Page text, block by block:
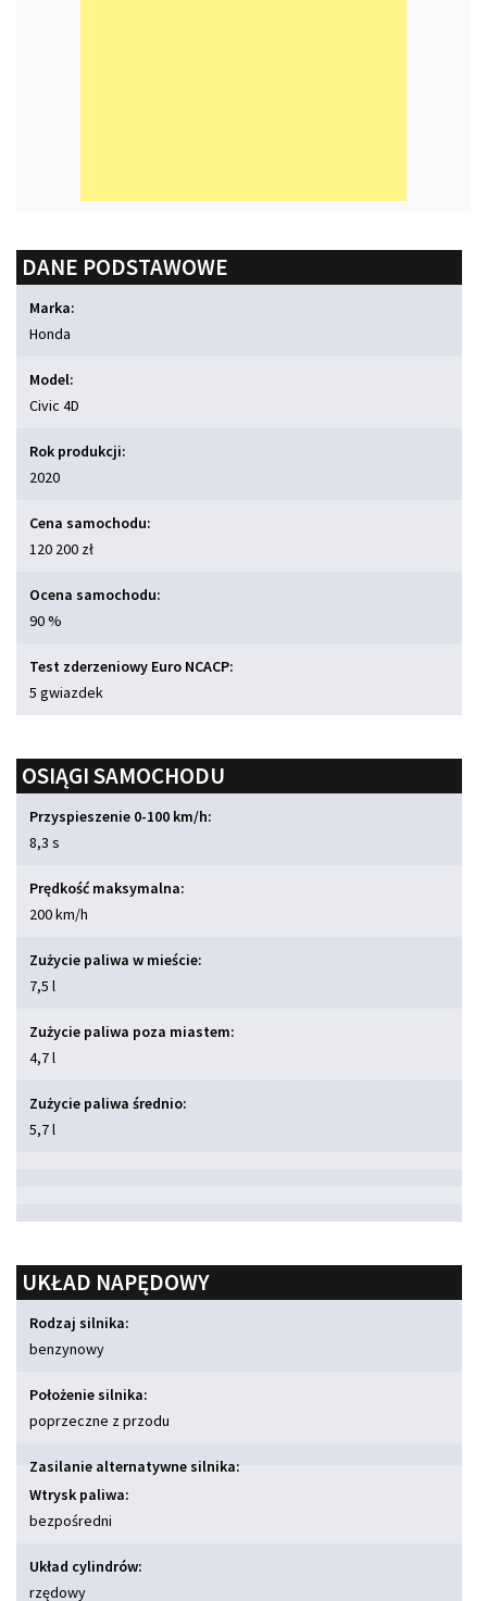
DANE PODSTAWOWE
Marka:
Honda
Model:
Civic 4D
Rok produkcji:
2020
Cena samochodu:
120 200 zł
Ocena samochodu:
90 %
Test zderzeniowy Euro NCACP:
5 gwiazdek
OSIĄGI SAMOCHODU
Przyspieszenie 0-100 km/h:
8,3 s
Prędkość maksymalna:
200 km/h
Zużycie paliwa w mieście:
7,5 l
Zużycie paliwa poza miastem:
4,7 l
Zużycie paliwa średnio:
5,7 l
UKŁAD NAPĘDOWY
Rodzaj silnika:
benzynowy
Położenie silnika:
poprzeczne z przodu
Zasilanie alternatywne silnika:
Wtrysk paliwa:
bezpośredni
Układ cylindrów:
rzędowy